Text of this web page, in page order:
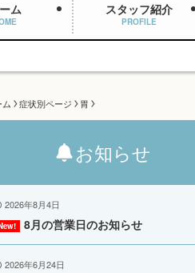
ム スタッフ紹介
PROFILE
ム 症状別ページ 胃
お知らせ
2026年8月4日
8月の営業日のお知らせ
2026年6月24日